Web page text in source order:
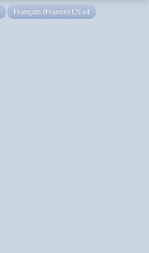
Français (France) LS v4